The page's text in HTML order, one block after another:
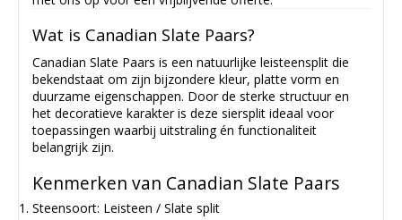
Wat is Canadian Slate Paars?
Canadian Slate Paars is een natuurlijke leisteensplit die
bekendstaat om zijn bijzondere kleur, platte vorm en
duurzame eigenschappen. Door de sterke structuur en
het decoratieve karakter is deze siersplit ideaal voor
toepassingen waarbij uitstraling én functionaliteit
belangrijk zijn.
Kenmerken van Canadian Slate Paars
Steensoort: Leisteen / Slate split